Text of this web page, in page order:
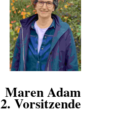
Maren Adam
2. Vorsitzende